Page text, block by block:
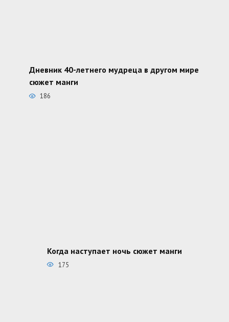
Дневник 40-летнего мудреца в другом мире
сюжет манги
186
Когда наступает ночь сюжет манги
175